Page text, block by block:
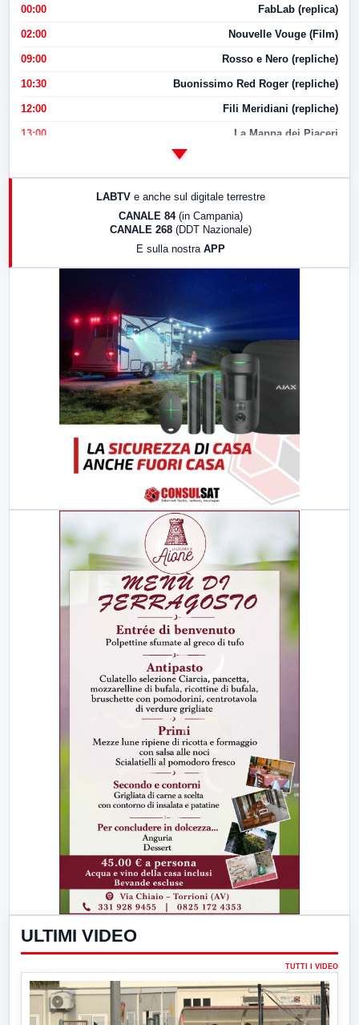
00:00 FabLab (replica)
02:00 Nouvelle Vouge (Film)
09:00 Rosso e Nero (repliche)
10:30 Buonissimo Red Roger (repliche)
12:00 Fili Meridiani (repliche)
13:00 La Mappa dei Piaceri
LABTV e anche sul digitale terrestre
CANALE 84 (in Campania)
CANALE 268 (DDT Nazionale)
E sulla nostra APP
ULTIMI VIDEO
TUTTI I VIDEO